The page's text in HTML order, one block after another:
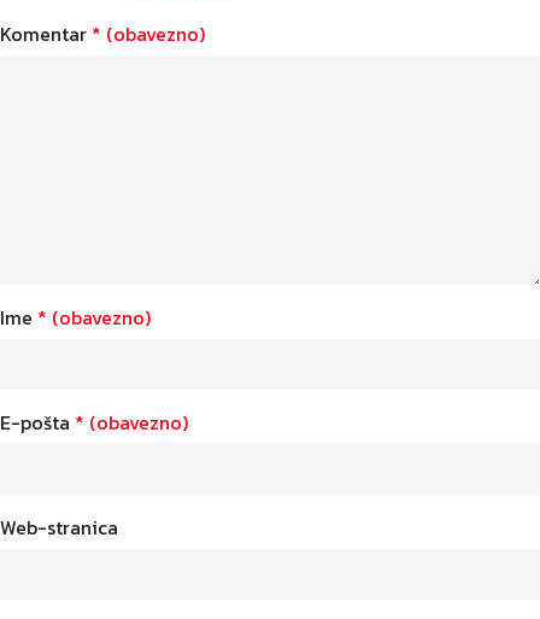
Komentar * (obavezno)
Ime * (obavezno)
E-pošta * (obavezno)
Web-stranica